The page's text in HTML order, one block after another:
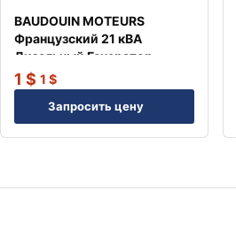
BAUDOUIN MOTEURS
Французский 21 кВА
Дизельный Генератор
TJ20BD
1 $ 1 $
Запросить цену